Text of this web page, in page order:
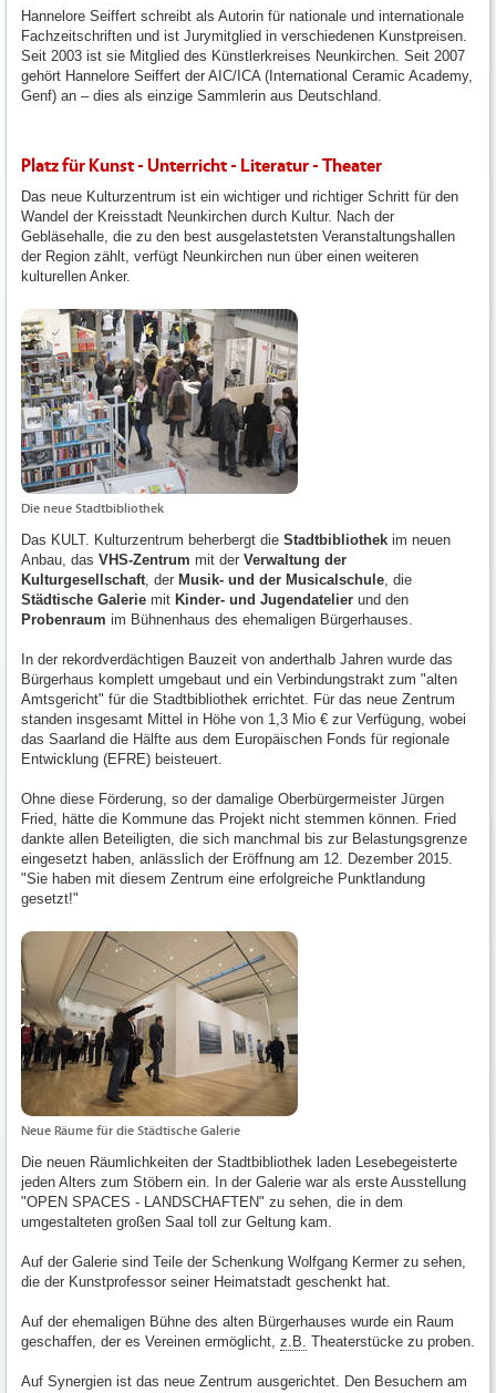
Hannelore Seiffert schreibt als Autorin für nationale und internationale
Fachzeitschriften und ist Jurymitglied in verschiedenen Kunstpreisen.
Seit 2003 ist sie Mitglied des Künstlerkreises Neunkirchen. Seit 2007
gehört Hannelore Seiffert der AIC/ICA (International Ceramic Academy,
Genf) an – dies als einzige Sammlerin aus Deutschland.
Platz für Kunst - Unterricht - Literatur - Theater
Das neue Kulturzentrum ist ein wichtiger und richtiger Schritt für den
Wandel der Kreisstadt Neunkirchen durch Kultur. Nach der
Gebläsehalle, die zu den best ausgelastetsten Veranstaltungshallen
der Region zählt, verfügt Neunkirchen nun über einen weiteren
kulturellen Anker.
Die neue Stadtbibliothek
Das KULT. Kulturzentrum beherbergt die Stadtbibliothek im neuen
Anbau, das VHS-Zentrum mit der Verwaltung der
Kulturgesellschaft , der Musik- und der Musicalschule , die
Städtische Galerie mit Kinder- und Jugendatelier und den
Probenraum im Bühnenhaus des ehemaligen Bürgerhauses.
In der rekordverdächtigen Bauzeit von anderthalb Jahren wurde das
Bürgerhaus komplett umgebaut und ein Verbindungstrakt zum "alten
Amtsgericht" für die Stadtbibliothek errichtet. Für das neue Zentrum
standen insgesamt Mittel in Höhe von 1,3 Mio € zur Verfügung, wobei
das Saarland die Hälfte aus dem Europäischen Fonds für regionale
Entwicklung (EFRE) beisteuert.
Ohne diese Förderung, so der damalige Oberbürgermeister Jürgen
Fried, hätte die Kommune das Projekt nicht stemmen können. Fried
dankte allen Beteiligten, die sich manchmal bis zur Belastungsgrenze
eingesetzt haben, anlässlich der Eröffnung am 12. Dezember 2015.
"Sie haben mit diesem Zentrum eine erfolgreiche Punktlandung
gesetzt!"
Neue Räume für die Städtische Galerie
Die neuen Räumlichkeiten der Stadtbibliothek laden Lesebegeisterte
jeden Alters zum Stöbern ein. In der Galerie war als erste Ausstellung
"OPEN SPACES - LANDSCHAFTEN" zu sehen, die in dem
umgestalteten großen Saal toll zur Geltung kam.
Auf der Galerie sind Teile der Schenkung Wolfgang Kermer zu sehen,
die der Kunstprofessor seiner Heimatstadt geschenkt hat.
Auf der ehemaligen Bühne des alten Bürgerhauses wurde ein Raum
geschaffen, der es Vereinen ermöglicht, z.B. Theaterstücke zu proben.
Auf Synergien ist das neue Zentrum ausgerichtet. Den Besuchern am